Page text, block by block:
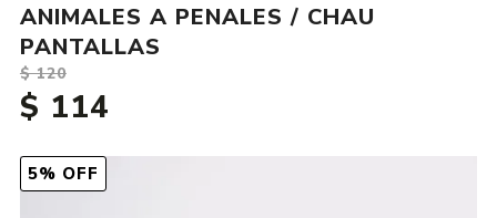
5% OFF
ANIMALES A PENALES / CHAU
PANTALLAS
$ 120
$ 114